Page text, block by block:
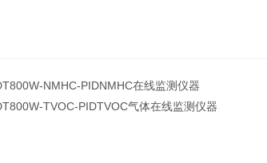
NMHC-PIDNMHC在线监测仪器
TVOC-PIDTVOC气体在线监测仪器